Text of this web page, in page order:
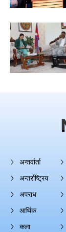
अन्तर्वार्ता
अन्तर्राष्ट्रिय
अपराध
आर्थिक
कला